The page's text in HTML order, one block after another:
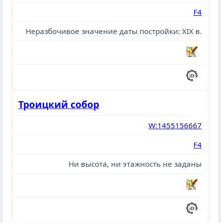
F4
Неразбочивое значение даты постройки: XIX в.
Троицкий собор
W:1455156667
F4
Ни высота, ни этажность не заданы